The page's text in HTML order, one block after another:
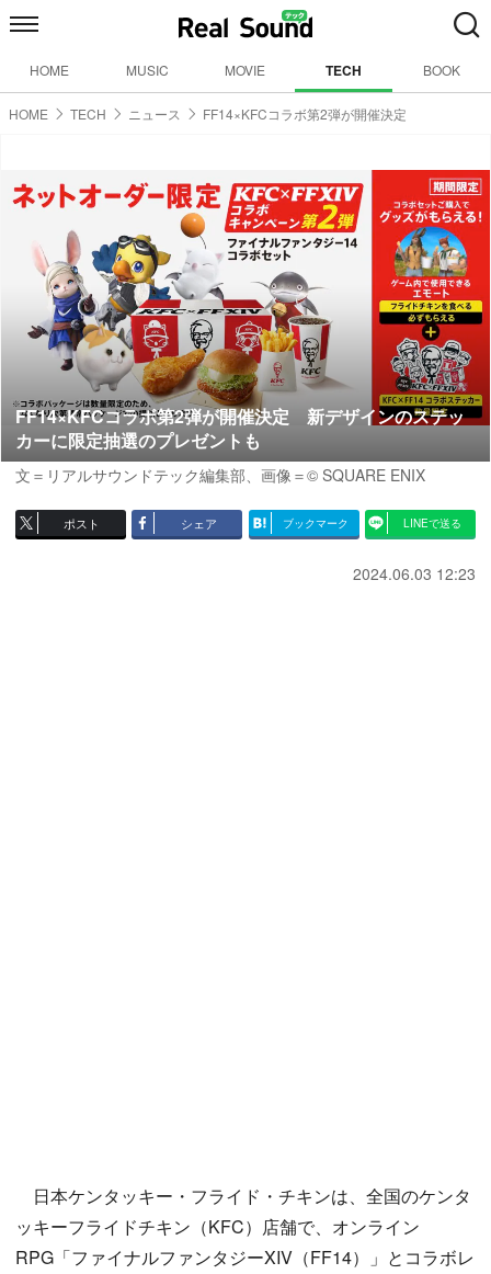
HOME MUSIC MOVIE TECH BOOK
HOME TECH ニュース FF14×KFCコラボ第2弾が開催決定
FF14×KFCコラボ第2弾が開催決定 新デザインのステッ
カーに限定抽選のプレゼントも
文＝リアルサウンドテック編集部、画像＝© SQUARE ENIX
ポスト シェア ブックマーク LINEで送る
2024.06.03 12:23
日本ケンタッキー・フライド・チキンは、全国のケンタ
ッキーフライドチキン（KFC）店舗で、オンライン
RPG「ファイナルファンタジーXIV（FF14）」とコラボレ